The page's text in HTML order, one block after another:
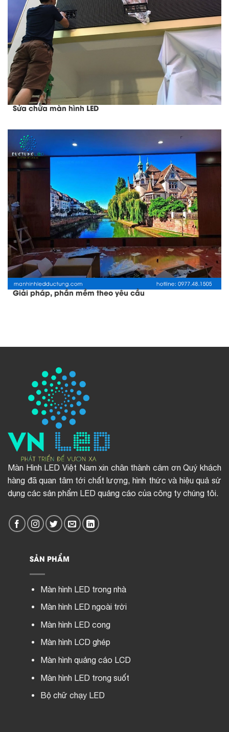
Sửa chữa màn hình LED
Giải pháp, phần mềm theo yêu cầu
Màn Hình LED Việt Nam xin chân thành cảm ơn Quý khách
hàng đã quan tâm tới chất lượng, hình thức và hiệu quả sử
dụng các sản phẩm LED quảng cáo của công ty chúng tôi.
SẢN PHẨM
Màn hình LED trong nhà
Màn hình LED ngoài trời
Màn hình LED cong
Màn hình LCD ghép
Màn hình quảng cáo LCD
Màn hình LED trong suốt
Bộ chữ chạy LED